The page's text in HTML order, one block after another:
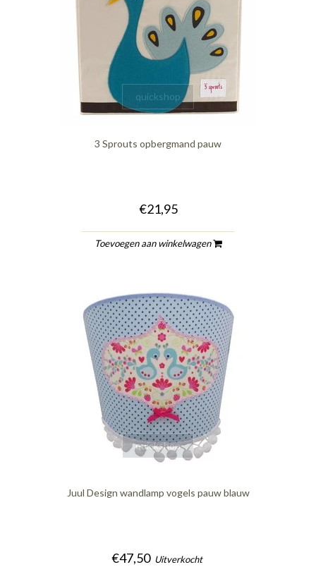
quickshop
3 Sprouts opbergmand pauw
€21,95
Toevoegen aan winkelwagen
quickshop
Juul Design wandlamp vogels pauw blauw
€47,50 Uitverkocht